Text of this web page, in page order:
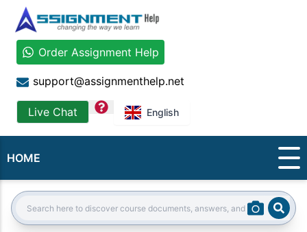
Order Assignment Help
support@assignmenthelp.net
Live Chat question English
HOME
Search: